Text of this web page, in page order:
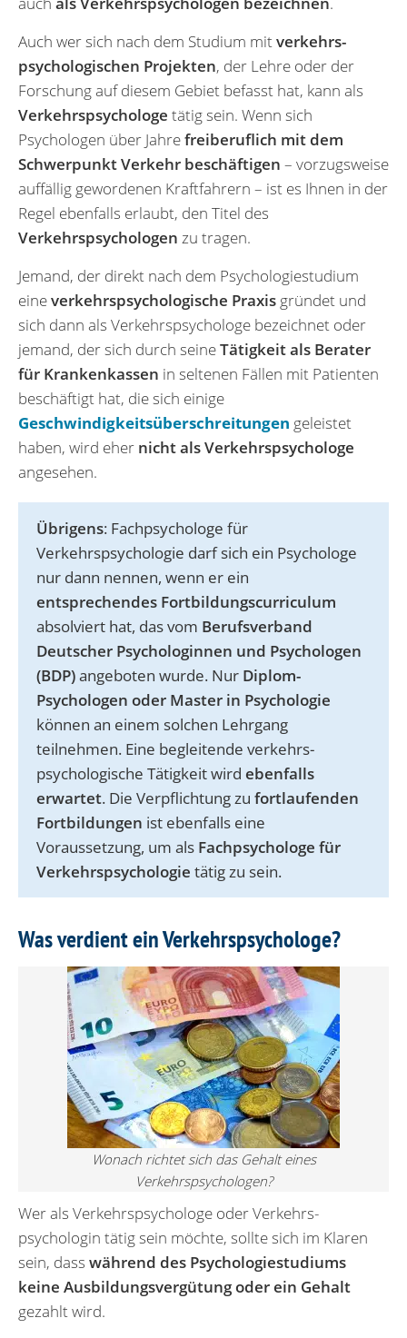
Auch wer sich nach dem Studium mitverkehrs­
psychologischen Projekten, der Lehre oder der
Forschung auf diesem Gebiet befasst hat, kann als
Verkehrspsychologe tätig sein. Wenn sich
Psychologen über Jahrefreiberuflich mit dem
Schwerpunkt Verkehr beschäftigen – vorzugsweise
auffällig gewordenen Kraftfahrern – ist es Ihnen in der
Regel ebenfalls erlaubt, den Titel des
Verkehrspsychologen zu tragen.
Jemand, der direkt nach dem Psychologiestudium
eineverkehrspsychologische Praxis gründet und
sich dann als Verkehrspsychologe bezeichnet oder
jemand, der sich durch seineTätigkeit als Berater
für Krankenkassen in seltenen Fällen mit Patienten
beschäftigt hat, die sich einige
Geschwindigkeitsüberschreitungen geleistet
haben, wird eher nicht als Verkehrspsychologe
angesehen.
Übrigens: Fachpsychologe für
Verkehrspsychologie darf sich ein Psychologe
nur dann nennen, wenn er ein
entsprechendes Fortbildungscurriculum
absolviert hat, das vom Berufsverband
Deutscher Psychologinnen und Psychologen
(BDP)angeboten wurde. Nur Diplom-
Psychologen oder Master in Psychologie
können an einem solchen Lehrgang
teilnehmen. Eine begleitende verkehrs-
psychologische Tätigkeit wird ebenfalls
erwartet. Die Verpflichtung zu fortlaufenden
Fortbildungen ist ebenfalls eine
Voraussetzung, um als Fachpsychologe für
Verkehrspsychologie tätig zu sein.
Was verdient ein Verkehrspsychologe?
Wonach richtet sich das Gehalt eines
Verkehrspsychologen?
Wer als Verkehrspsychologe oder Verkehrs­
psychologin tätig sein möchte, sollte sich im Klaren
sein, dass während des Psychologie­studiums
keine Ausbildungsvergütung oder ein Gehalt
gezahlt wird.